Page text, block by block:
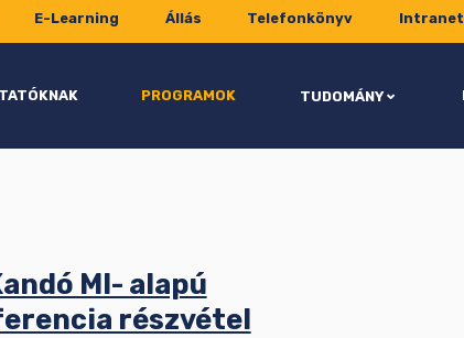
E-Learning Állás Telefonkönyv Intranet
PROGRAMOK TUDOMÁNY
MI- alapú
részvétel